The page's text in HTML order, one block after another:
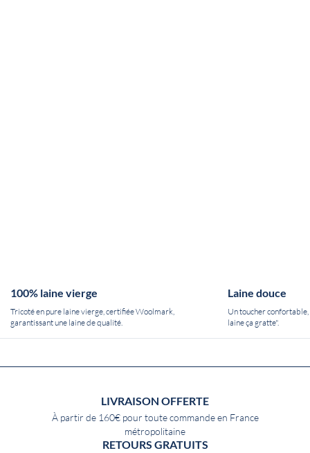
100% laine vierge
Tricoté en pure laine vierge, certifiée Woolmark,
garantissant une laine de qualité.
Laine douce
Un toucher
laine ça gratte".
LIVRAISON OFFERTE
À partir de 160€ pour toute commande en France
métropolitaine
RETOURS GRATUITS